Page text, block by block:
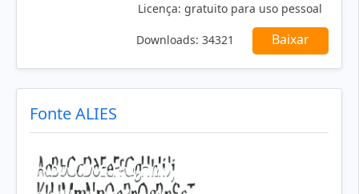
Licença: gratuito para uso pessoal
Downloads: 34321 Baixar
Fonte ALIES